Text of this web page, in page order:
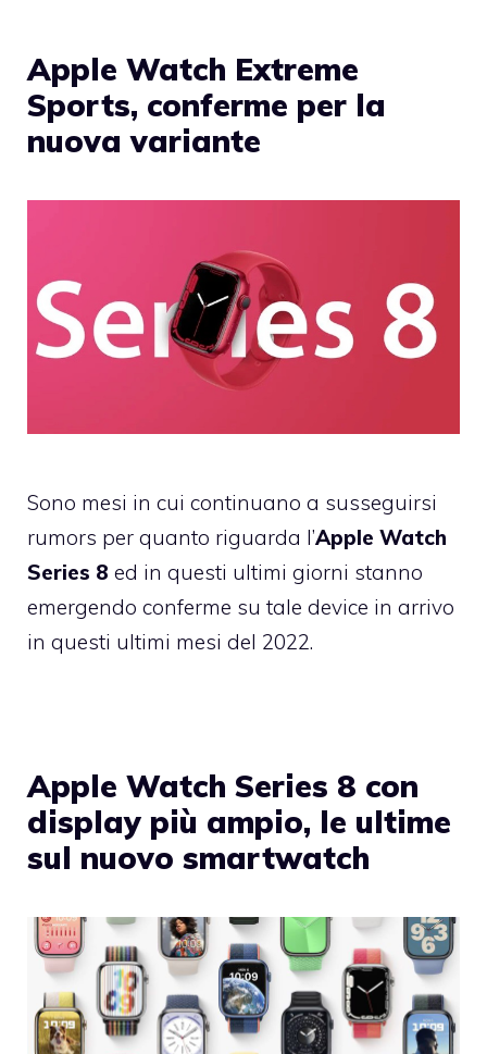
Apple Watch Extreme
Sports, conferme per la
nuova variante
Sono mesi in cui continuano a susseguirsi
rumors per quanto riguarda l’Apple Watch
Series 8 ed in questi ultimi giorni stanno
emergendo conferme su tale device in arrivo
in questi ultimi mesi del 2022.
Apple Watch Series 8 con
display più ampio, le ultime
sul nuovo smartwatch